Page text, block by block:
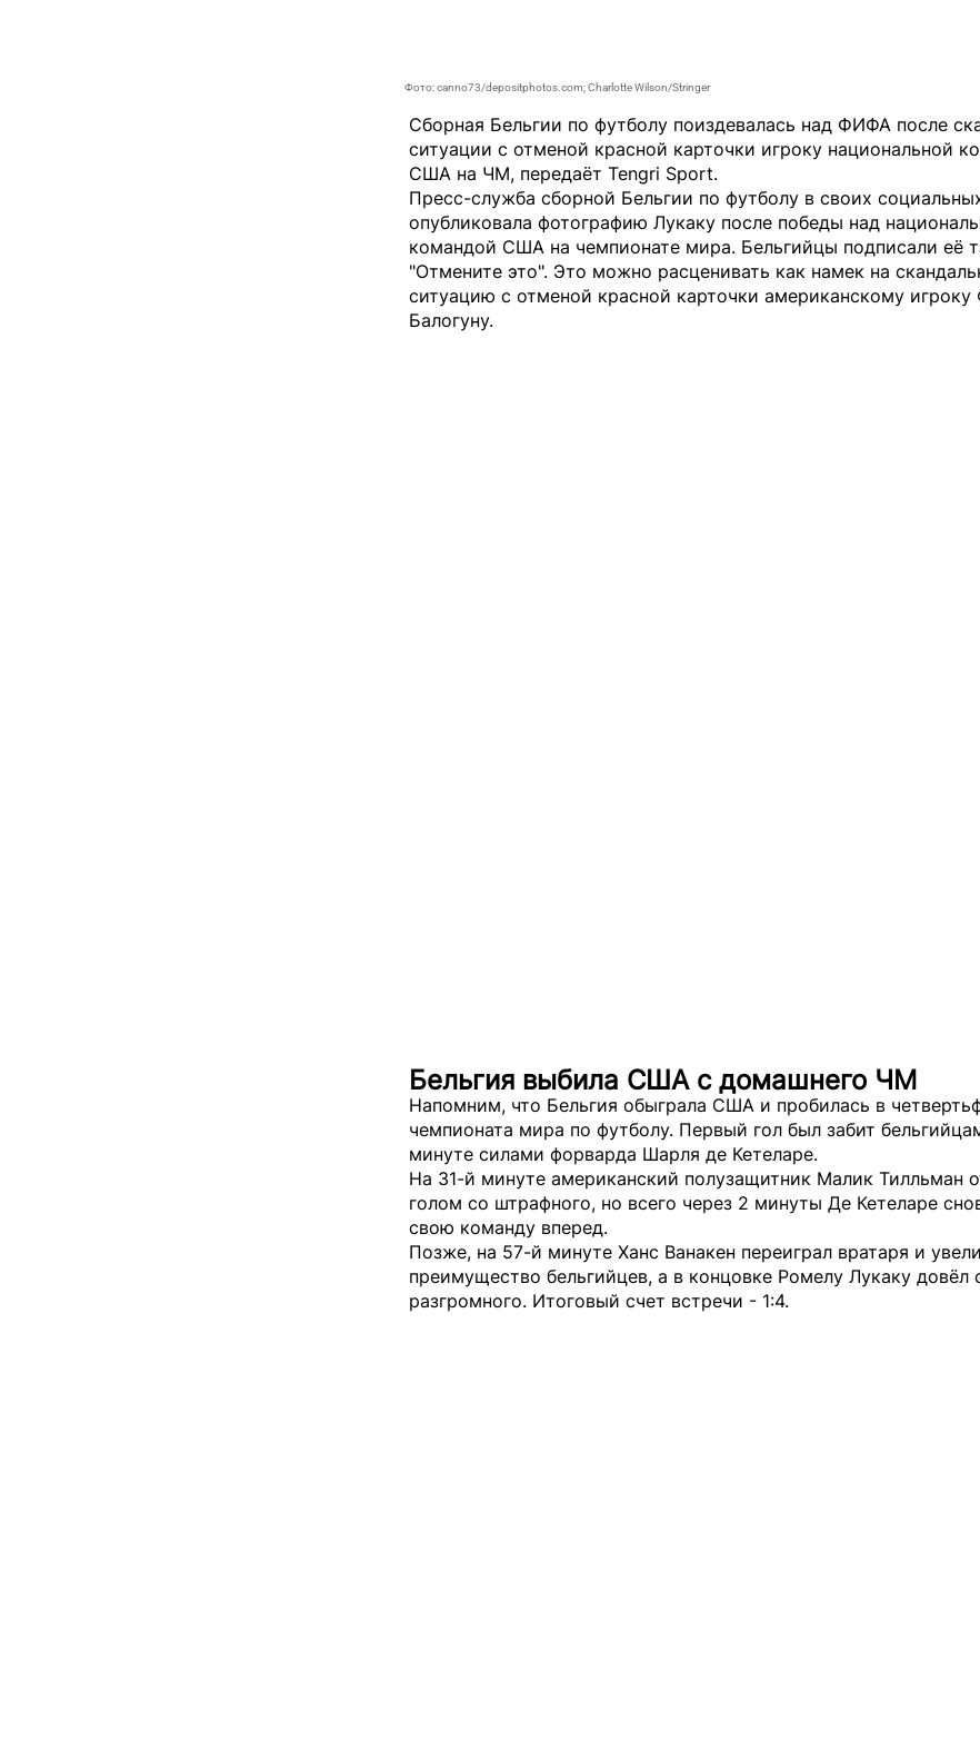
Фото: canno73/depositphotos.com; Charlotte Wilson/Stringer
Сборная Бельгии по футболу поиздевалась над ФИФА после
ситуации с отменой красной карточки игроку национальной
США на ЧМ, передаёт Tengri Sport.
Пресс-служба сборной Бельгии по футболу в своих
опубликовала фотографию Лукаку после победы над
командой США на чемпионате мира. Бельгийцы подписали её
"Отмените это". Это можно расценивать как намек на
ситуацию с отменой красной карточки американскому игроку
Балогуну.
Бельгия выбила США с домашнего ЧМ
Напомним, что Бельгия обыграла США и пробилась в
чемпионата мира по футболу. Первый гол был забит
минуте силами форварда Шарля де Кетеларе.
На 31-й минуте американский полузащитник Малик Тилльман
голом со штрафного, но всего через 2 минуты Де Кетеларе
свою команду вперед.
Позже, на 57-й минуте Ханс Ванакен переиграл вратаря и
преимущество бельгийцев, а в концовке Ромелу Лукаку довёл
разгромного. Итоговый счет встречи - 1:4.